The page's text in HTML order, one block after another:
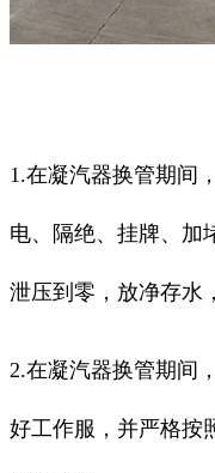
1.在凝汽器换管期间
电、隔绝、挂牌、加
泄压到零，放净存水
2.在凝汽器换管期间
好工作服，并严格按